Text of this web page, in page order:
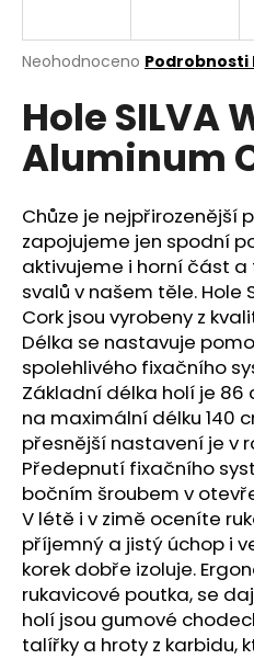
Průměrné
produktu
je
0,0
z
hvězdiček.
Neohodnoceno
Hole SILVA
Aluminum
Chůze je nejpřirozenější
zapojujeme jen spodní
aktivujeme i horní část
svalů v našem těle. Hole
Cork jsou vyrobeny z
Délka se nastavuje
spolehlivého fixačního
Základní délka holí je
na maximální délku 140
přesnější nastavení je v
Předepnutí fixačního
bočním šroubem v
V létě i v zimě oceníte
příjemný a jistý úchop i
korek dobře izoluje.
rukavicové poutka, se
holí jsou gumové
talířky a hroty z karbidu,
j
t
?
HLEDAT
D
o
p
o
r
u
č
u
j
e
m
e